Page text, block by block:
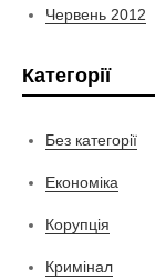
Червень 2012
Категорії
Без категорії
Економіка
Корупція
Кримінал